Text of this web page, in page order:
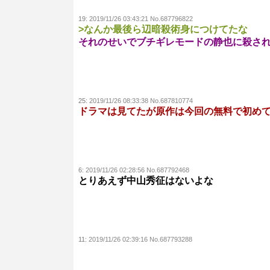
19: 2019/11/26 03:43:21 No.687796822
>なんか最後ら辺暗殺術身につけてたな
それのせいでブチギレモードの静也に殺さ
25: 2019/11/26 08:33:38 No.687810774
ドラマは見てたが原作は今回の無料で初め
6: 2019/11/26 02:28:56 No.687792468
とりあえず中山秀征はないよな
11: 2019/11/26 02:39:16 No.687793288